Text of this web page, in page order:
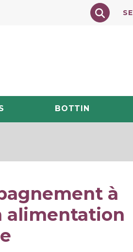
Texte à
BOTTIN
à
alimentation